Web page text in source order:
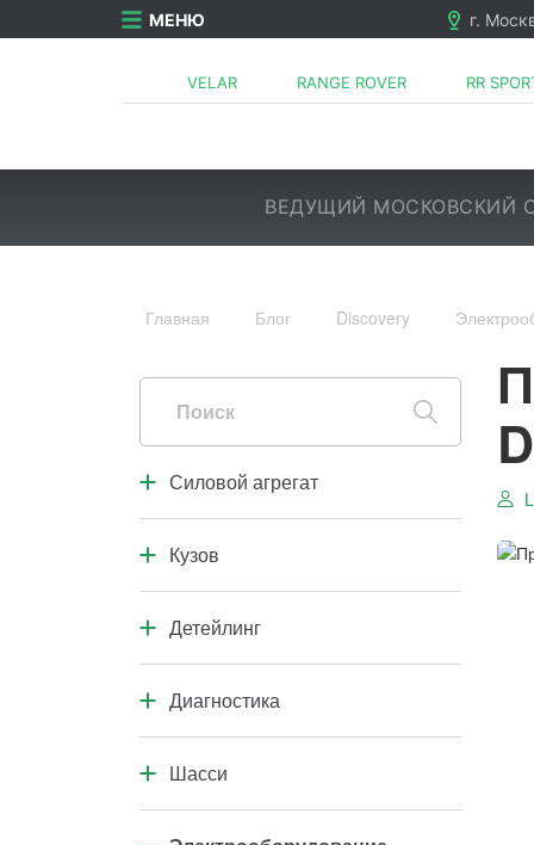
МЕНЮ г.
RR
RANGE ROVER
VELAR
ВЕДУЩИЙ МОСКОВСКИЙ
Главная Блог Discovery
Силовой агрегат
Двигатель
Коробка передач
Кузов
Кузовной ремонт
Кузовные элементы
Детейлинг
Салон автомобиля
Кузов и подкапотное пространство
Диагностика
Диагностика узлов и агрегатов
Компьютерная диагностика
Шасси
Ремонт шасси